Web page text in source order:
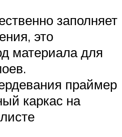
заполняет
это
материала для
праймер
каркас на